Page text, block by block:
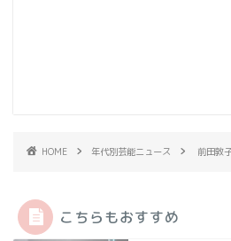
HOME 年代別芸能ニュース 前田敦
こちらもおすすめ